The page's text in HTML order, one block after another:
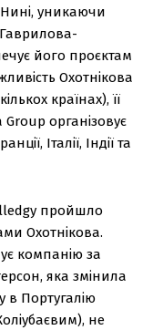
уникаючи
Гаврилова-
його проєктам
Охотнікова
країнах), її
організовує
Італії, Індії та
пройшло
Охотнікова.
компанію за
яка змінила
в Португалію
не